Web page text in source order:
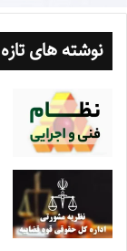
نوشته های تازه